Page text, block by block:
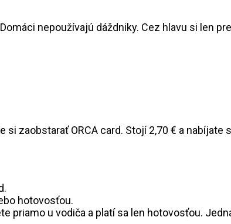
nepoužívajú dáždniky. Cez hlavu si len
zaobstarať ORCA card. Stojí 2,70 € a
hotovosťou.
u vodiča a platí sa len hotovosťou.